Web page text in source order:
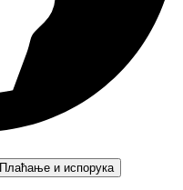
Плаћање и испорука